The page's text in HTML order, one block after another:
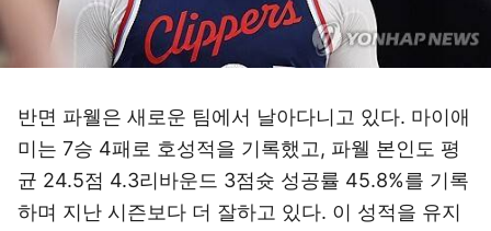
반면 파웰은 새로운 팀에서 날아다니고 있다. 마이애
미는 7승 4패로 호성적을 기록했고, 파웰 본인도 평
균 24.5점 4.3리바운드 3점슛 성공률 45.8%를 기록
하며 지난 시즌보다 더 잘하고 있다. 이 성적을 유지